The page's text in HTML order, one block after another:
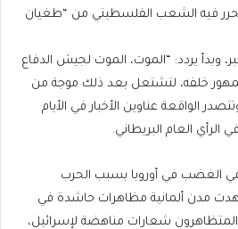
فيه الشعب الفلسطيني من “طغيان
وبدأ يردد: “الموت، الموت لجيش الدفاع
خلفه، لتشتعل بعد ذلك موجة من
الواقعة عناوين الأخبار في الأيام
العام البريطاني.
الغضب في أوروبا بسبب الحرب
مدن ألمانية مظاهرات حاشدة في
المتظاهرون شعارات مناهضة لإسرائيل،